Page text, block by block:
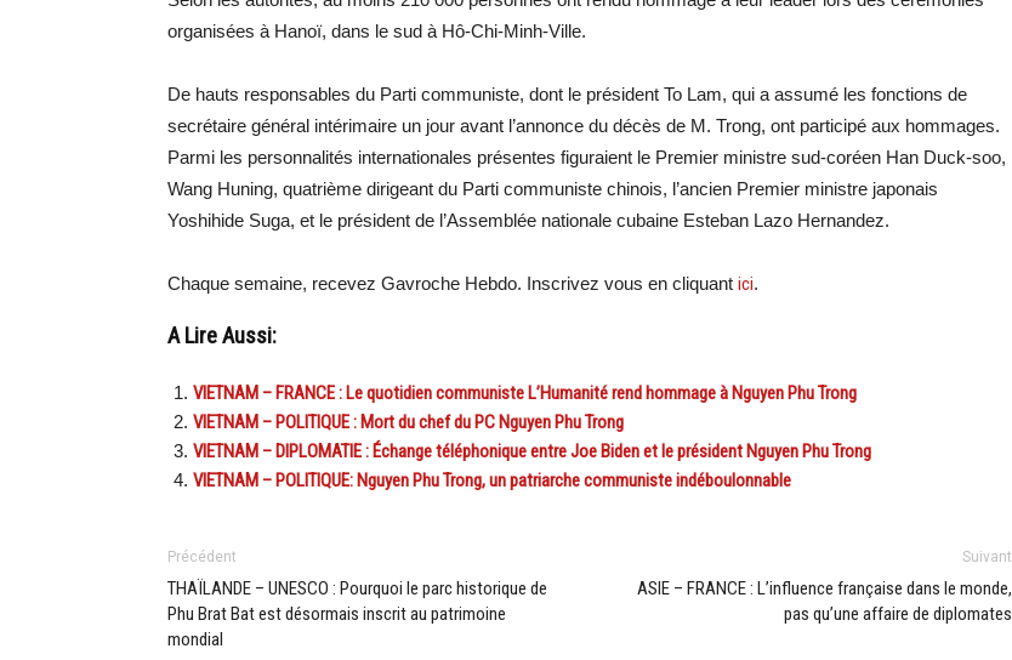
organisées à Hanoï, dans le sud à Hô-Chi-Minh-Ville.
De hauts responsables du Parti communiste, dont le président To Lam, qui a assumé les fonctions de
secrétaire général intérimaire un jour avant l’annonce du décès de M. Trong, ont participé aux hommages.
Parmi les personnalités internationales présentes figuraient le Premier ministre sud-coréen Han Duck-soo,
Wang Huning, quatrième dirigeant du Parti communiste chinois, l’ancien Premier ministre japonais
Yoshihide Suga, et le président de l’Assemblée nationale cubaine Esteban Lazo Hernandez.
Chaque semaine, recevez Gavroche Hebdo. Inscrivez vous en cliquant ici.
A Lire Aussi:
VIETNAM – FRANCE : Le quotidien communiste L’Humanité rend hommage à Nguyen Phu Trong
VIETNAM – POLITIQUE : Mort du chef du PC Nguyen Phu Trong
VIETNAM – DIPLOMATIE : Échange téléphonique entre Joe Biden et le président Nguyen Phu Trong
VIETNAM – POLITIQUE: Nguyen Phu Trong, un patriarche communiste indéboulonnable
Précédent
THAÏLANDE – UNESCO : Pourquoi le parc historique de
Phu Brat Bat est désormais inscrit au patrimoine
mondial
Suivant
ASIE – FRANCE : L’influence française dans le monde,
pas qu’une affaire de diplomates